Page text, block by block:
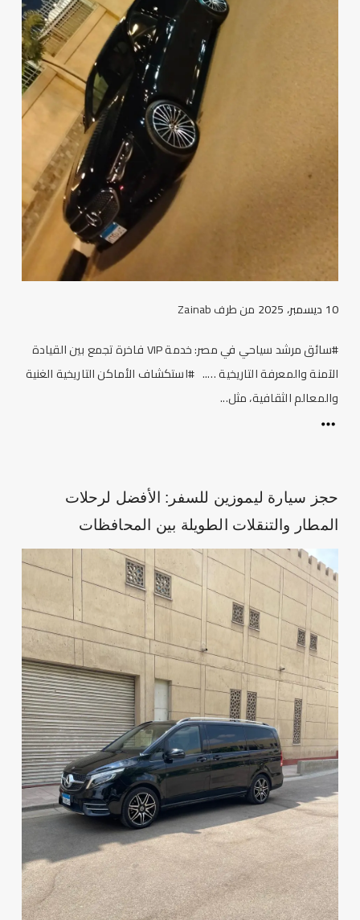
10 ديسمبر، 2025 من طرفZainab
#سائق مرشد سياحي في مصر: خدمة VIP فاخرة تجمع بين القيادة
الآمنة والمعرفة التاريخية ….. #استكشاف الأماكن التاريخية الغنية
والمعالم الثقافية، مثل...
حجز سيارة ليموزين للسفر: الأفضل لرحلات
المطار والتنقلات الطويلة بين المحافظات